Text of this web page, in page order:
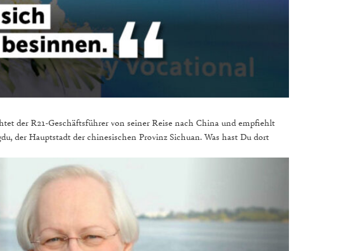
der R21-Geschäftsführer von seiner Reise nach China und empfiehlt
der Hauptstadt der chinesischen Provinz Sichuan. Was hast Du dort